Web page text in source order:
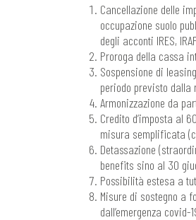
Cancellazione delle
occupazione suolo
degli acconti IRES,
Proroga della cassa
Sospensione di
periodo previsto
Armonizzazione da
Credito d’imposta al
misura semplificata
Detassazione
benefits sino al 30
Possibilità estesa a
Misure di sostegno a
dall’emergenza